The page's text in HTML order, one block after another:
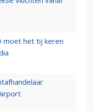
moet het tij keren